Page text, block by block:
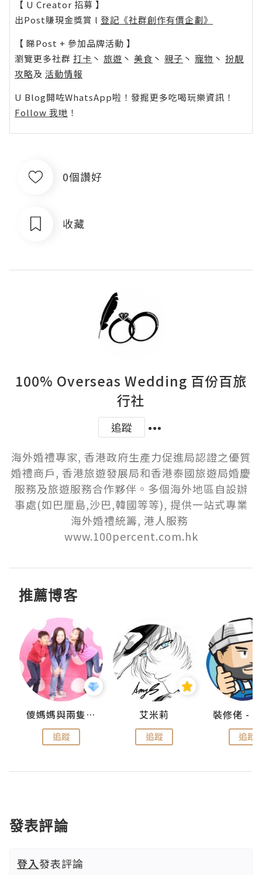
【 U Creator 招募 】
出Post賺現金獎賞 l 登記《社群創作有價企劃》
【 睇Post + 參加品牌活動 】
瀏覽更多社群 打卡 丶 旅遊 丶 美食 丶 親子 丶 寵物 丶 扮靚
攻略及 活動情報
U Blog開咗WhatsApp啦！發掘更多吃喝玩樂資訊！
Follow 我哋 ！
0個讚好
收藏
100% Overseas Wedding 百份百旅
行社
追蹤
海外婚禮專家, 香港政府生產力促進局認證之優質
婚禮商戶, 香港旅遊發展局和香港泰國旅遊局婚慶
服務及旅遊服務合作夥伴。多個海外地區自設辦
事處(如巴厘島,沙巴,韓國等等), 提供一站式專業
海外婚禮統籌, 港人服務
www.100percent.com.hk
推薦博客
儍媽媽與兩隻小魔怪之家
追蹤
艾米莉
追蹤 追蹤
發表評論
登入發表評論